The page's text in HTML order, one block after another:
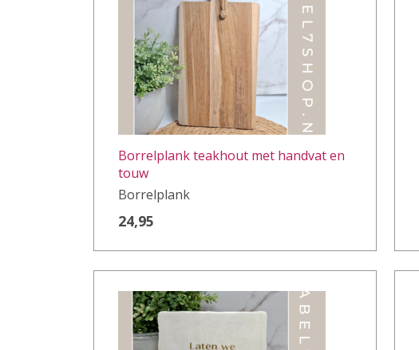
Borrelplank teakhout met handvat en
touw
Borrelplank
24,95